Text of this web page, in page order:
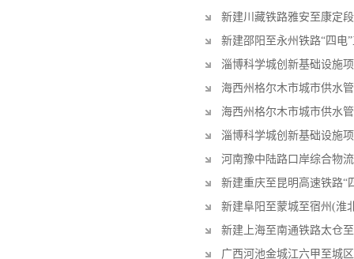
新建川藏铁路雅安至康定
新建邵阳至永州铁路“四电
淄博科学城创新基础设施
海西州格尔木市城市供水
海西州格尔木市城市供水
淄博科学城创新基础设施
河南豫中陆路口岸综合物
新建重庆至昆明高速铁路“
新建阜阳至蒙城至宿州(淮
新建上海至南通铁路太仓
广西河池金城江六甲至城